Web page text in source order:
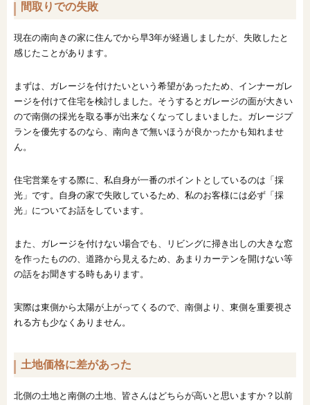
間取りでの失敗
現在の南向きの家に住んでから早3年が経過しましたが、失敗したと
感じたことがあります。
まずは、ガレージを付けたいという希望があったため、インナーガレ
ージを付けて住宅を検討しました。そうするとガレージの面が大きい
ので南側の採光を取る事が出来なくなってしまいました。ガレージプ
ランを優先するのなら、南向きで無いほうが良かったかも知れませ
ん。
住宅営業をする際に、私自身が一番のポイントとしているのは「採
光」です。自身の家で失敗しているため、私のお客様には必ず「採
光」についてお話をしています。
また、ガレージを付けない場合でも、リビングに掃き出しの大きな窓
を作ったものの、道路から見えるため、あまりカーテンを開けない等
の話をお聞きする時もあります。
実際は東側から太陽が上がってくるので、南側より、東側を重要視さ
れる方も少なくありません。
土地価格に差があった
北側の土地と南側の土地、皆さんはどちらが高いと思いますか？以前